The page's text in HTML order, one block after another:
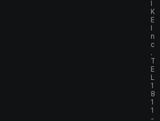
K
E
n
c
.
T
E
L
1
8
1
1
-